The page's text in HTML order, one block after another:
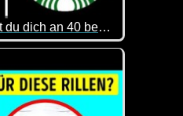
Mal sehen, wie gut du dich an 40 bekannte Logos erinnerst
einfach. Macht aber Spaß